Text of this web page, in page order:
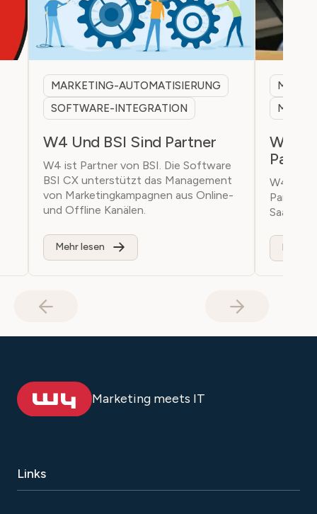
MARKETING-AUTOMATISIERUNG
SOFTWARE-INTEGRATION
W4 Und BSI Sind Partner
W4 ist Partner von BSI. Die Software
BSI CX unterstützt das Management
von Marketingkampagnen aus Online-
und Offline Kanälen.
Mehr lesen
W4 -
W4 freut
Partner
SaaS
Mehr
Marketing meets IT
Links